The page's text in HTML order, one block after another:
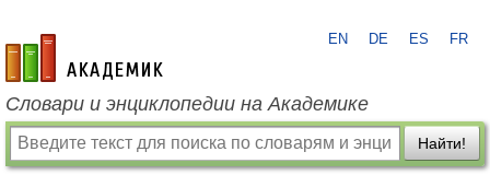
academic.ru
EN DE ES FR
Словари и энциклопедии на Академике
Найти!